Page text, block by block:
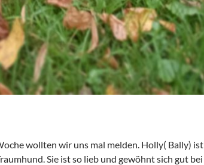
wollten wir uns mal melden. Holly( Bally) ist
Sie ist so lieb und gewöhnt sich gut bei